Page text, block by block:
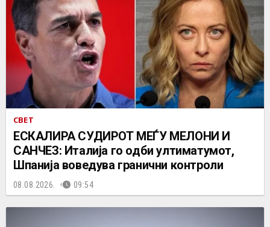
СВЕТ
ЕСКАЛИРА СУДИРОТ МЕЃУ МЕЛОНИ И
САНЧЕЗ: Италија го одби ултиматумот,
Шпанија воведува гранични контроли
08.08.2026. 09:54